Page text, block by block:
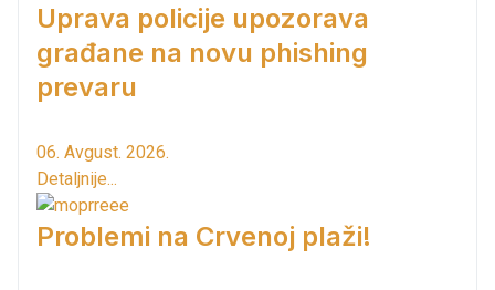
Uprava policije upozorava
građane na novu phishing
prevaru
06. Avgust. 2026.
Detaljnije...
Problemi na Crvenoj plaži!